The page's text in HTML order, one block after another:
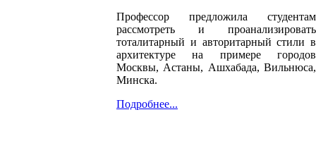
Профессор предложила студентам
рассмотреть и проанализировать
тоталитарный и авторитарный стили в
архитектуре на примере городов
Москвы, Астаны, Ашхабада, Вильнюса,
Минска.
Подробнее...